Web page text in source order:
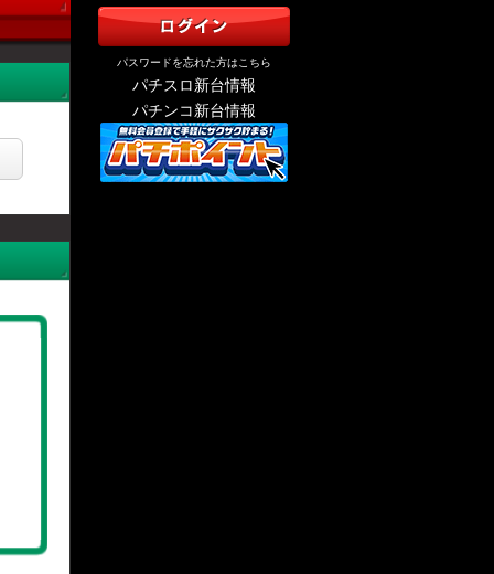
パスワードを忘れた方はこちら
パチスロ新台情報
パチンコ新台情報